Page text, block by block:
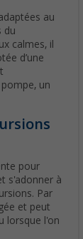
au
du
calmes, il
d’une
pompe, un
pour
s'adonner à
Par
et peut
lorsque l'on